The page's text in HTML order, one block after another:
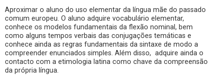
Aproximar o aluno do uso elementar da língua mãe do passado
comum europeu. O aluno adquire vocabulário elementar,
conhece os modelos fundamentais da flexão nominal, bem
como alguns tempos verbais das conjugações temáticas e
conhece ainda as regras fundamentais da sintaxe de modo a
compreender enunciados simples. Além disso, adquire ainda o
contacto com a etimologia latina como chave da compreensão
da própria língua.